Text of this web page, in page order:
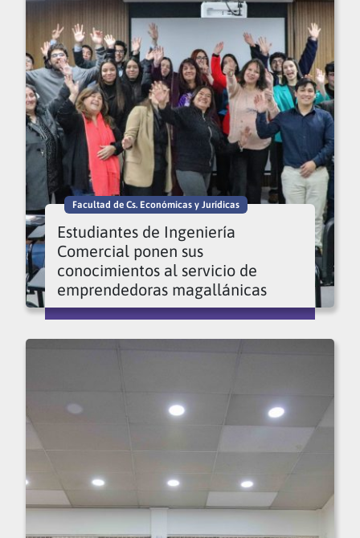
Facultad de Cs. Económicas y Jurídicas
Estudiantes de Ingeniería
Comercial ponen sus
conocimientos al servicio de
emprendedoras magallánicas